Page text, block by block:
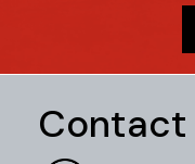
Contact